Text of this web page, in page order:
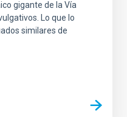
gigante de la Vía
Lo que lo
similares de